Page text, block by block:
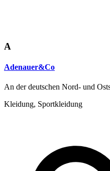
A
Adenauer&Co
An der deutschen Nord- und
Kleidung, Sportkleidung